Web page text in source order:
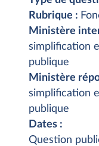
Rubrique :
Ministère
simplification
publique
Ministère
simplification
publique
Dates :
Question